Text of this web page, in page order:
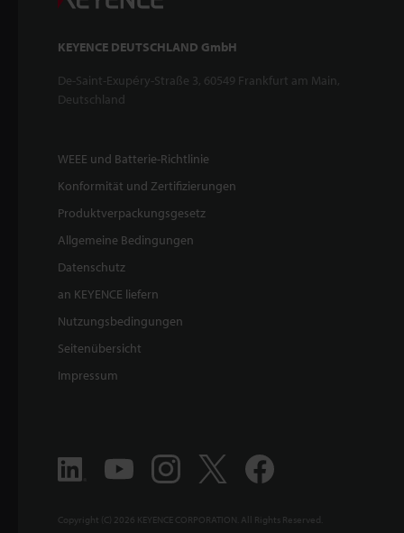
KEYENCE DEUTSCHLAND GmbH
De-Saint-Exupéry-Straße 3, 60549 Frankfurt am Main,
Deutschland
WEEE und Batterie-Richtlinie
Konformität und Zertifizierungen
Produktverpackungsgesetz
Allgemeine Bedingungen
Datenschutz
an KEYENCE liefern
Nutzungsbedingungen
Seitenübersicht
Impressum
Copyright (C) 2026 KEYENCE CORPORATION. All Rights Reserved.